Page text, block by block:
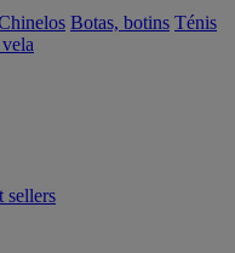
Botas, botins Ténis
sellers